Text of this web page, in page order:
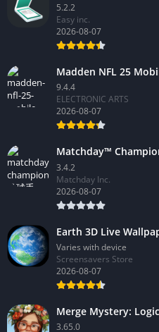
5.2.2
Easy inc.
2026-08-07
Madden NFL 25
9.4.4
ELECTRONIC ARTS
2026-08-07
Matchday™
3.4.2
Matchday Inc.
2026-08-07
Earth 3D Live
Varies with device
Screensavers Store
2026-08-07
Merge Mystery:
3.65.0